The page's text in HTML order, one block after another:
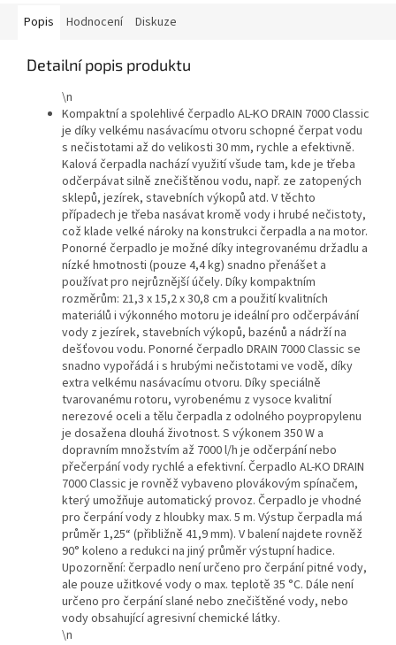
Popis Hodnocení Diskuze
Detailní popis produktu
\n
Kompaktní a spolehlivé čerpadlo AL-KO DRAIN 7000 Classic
je díky velkému nasávacímu otvoru schopné čerpat vodu
s nečistotami až do velikosti 30 mm, rychle a efektivně.
Kalová čerpadla nachází využití všude tam, kde je třeba
odčerpávat silně znečištěnou vodu, např. ze zatopených
sklepů, jezírek, stavebních výkopů atd. V těchto
případech je třeba nasávat kromě vody i hrubé nečistoty,
což klade velké nároky na konstrukci čerpadla a na motor.
Ponorné čerpadlo je možné díky integrovanému držadlu a
nízké hmotnosti (pouze 4,4 kg) snadno přenášet a
používat pro nejrůznější účely. Díky kompaktním
rozměrům: 21,3 x 15,2 x 30,8 cm a použití kvalitních
materiálů i výkonného motoru je ideální pro odčerpávání
vody z jezírek, stavebních výkopů, bazénů a nádrží na
dešťovou vodu. Ponorné čerpadlo DRAIN 7000 Classic se
snadno vypořádá i s hrubými nečistotami ve vodě, díky
extra velkému nasávacímu otvoru. Díky speciálně
tvarovanému rotoru, vyrobenému z vysoce kvalitní
nerezové oceli a tělu čerpadla z odolného poypropylenu
je dosažena dlouhá životnost. S výkonem 350 W a
dopravním množstvím až 7000 l/h je odčerpání nebo
přečerpání vody rychlé a efektivní. Čerpadlo AL-KO DRAIN
7000 Classic je rovněž vybaveno plovákovým spínačem,
který umožňuje automatický provoz. Čerpadlo je vhodné
pro čerpání vody z hloubky max. 5 m. Výstup čerpadla má
průměr 1,25“ (přibližně 41,9 mm). V balení najdete rovněž
90° koleno a redukci na jiný průměr výstupní hadice.
Upozornění: čerpadlo není určeno pro čerpání pitné vody,
ale pouze užitkové vody o max. teplotě 35 °C. Dále není
určeno pro čerpání slané nebo znečištěné vody, nebo
vody obsahující agresivní chemické látky.
\n